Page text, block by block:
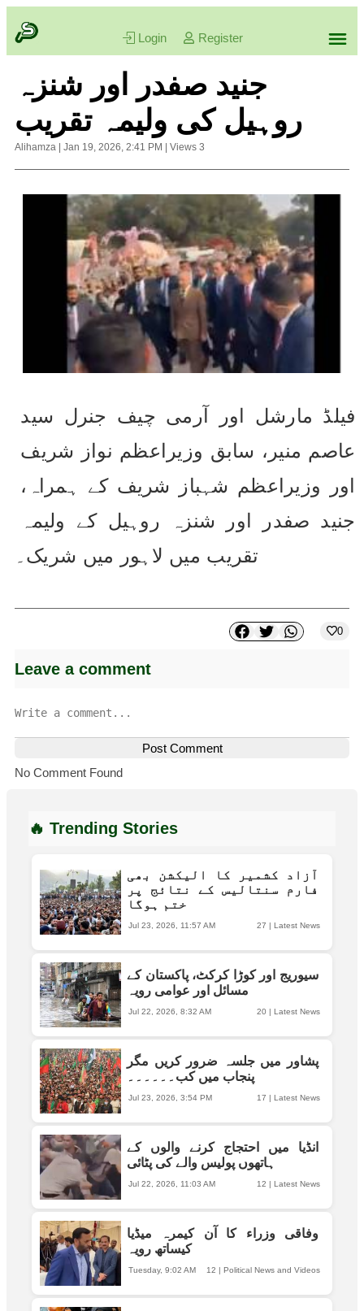
Login Register
جنید صفدر اور شنزہ
روہیل کی ولیمہ تقریب
Alihamza Jan 19, 2026, 2:41 PM Views 3
تقریب میں لاہور میں شریک۔
0
Leave a comment
Post Comment
No Comment Found
🔥 Trending Stories
آزاد کشمیر کا الیکشن بھی
فارم سنتالیس کے نتائج پر
ختم ہوگا
27 | Latest News
Jul 23, 2026, 11:57 AM
سیوریج اور کوڑا کرکٹ، پاکستان کے
مسائل اور عوامی رویہ
20 | Latest News
Jul 22, 2026, 8:32 AM
پشاور میں جلسہ ضرور کریں مگر
پنجاب میں کب۔۔۔۔۔۔
17 | Latest News
Jul 23, 2026, 3:54 PM
انڈیا میں احتجاج کرنے والوں کے
ہاتھوں پولیس والے کی پٹائی
12 | Latest News
Jul 22, 2026, 11:03 AM
وفاقی وزراء کا آن کیمرہ میڈیا
کیساتھ رویہ
12 | Political News and Videos
Tuesday, 9:02 AM